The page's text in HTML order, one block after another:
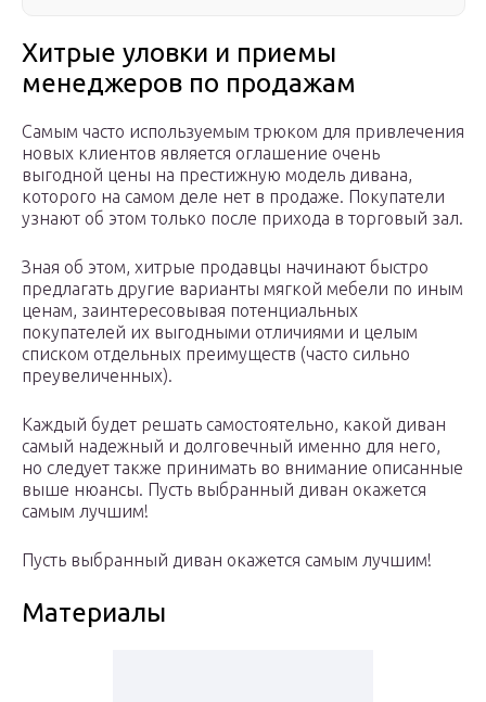
Хитрые уловки и приемы
менеджеров по продажам
Самым часто используемым трюком для привлечения
новых клиентов является оглашение очень
выгодной цены на престижную модель дивана,
которого на самом деле нет в продаже. Покупатели
узнают об этом только после прихода в торговый зал.
Зная об этом, хитрые продавцы начинают быстро
предлагать другие варианты мягкой мебели по иным
ценам, заинтересовывая потенциальных
покупателей их выгодными отличиями и целым
списком отдельных преимуществ (часто сильно
преувеличенных).
Каждый будет решать самостоятельно, какой диван
самый надежный и долговечный именно для него,
но следует также принимать во внимание описанные
выше нюансы. Пусть выбранный диван окажется
самым лучшим!
Пусть выбранный диван окажется самым лучшим!
Материалы